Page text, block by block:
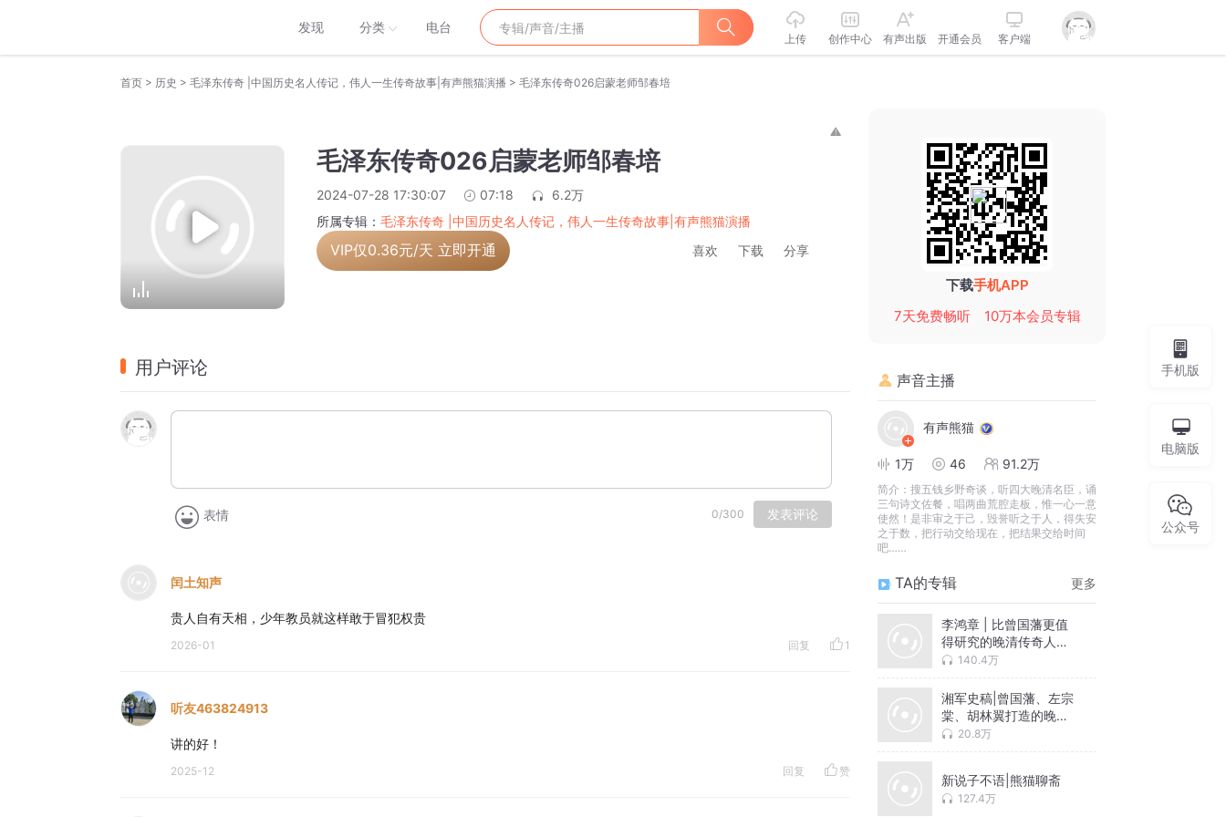
发现 分类 电台
上传 创作中心 有声出版 开通会员 客户端
首页 > 历史 > 毛泽东传奇 |中国历史名人传记，伟人一生传奇故事|有声熊猫演播 > 毛泽东传奇026启蒙老师邹春培
毛泽东传奇026启蒙老师邹春培
2024-07-28 17:30:07 07:18
6.2万
所属专辑： 毛泽东传奇 |中国历史名人传记，伟人一生传奇故事|有声熊猫演播
VIP仅0.36元/天 立即开通 喜欢 下载 分享
用户评论
表情 0/300 发表评论
闰土知声
贵人自有天相，少年教员就这样敢于冒犯权贵
2026-01 回复 1
听友463824913
讲的好！
2025-12 回复 赞
下载手机APP
7天免费畅听
10万本会员专辑
声音主播
有声熊猫
1万 46 91.2万
简介： 搜五钱乡野奇谈，听四大晚清名臣，诵
三句诗文佐餐，唱两曲荒腔走板，惟一心一意
使然！是非审之于己，毁誉听之于人，得失安
之于数，把行动交给现在，把结果交给时间
吧……
TA的专辑 更多
李鸿章 | 比曾国藩更值
得研究的晚清传奇人物 |
有声熊猫历史评书
140.4万
湘军史稿|曾国藩、左宗
棠、胡林翼打造的晚清
兄弟连|有声熊猫演播，
20.8万
新说子不语|熊猫聊斋
127.4万
手机版
电脑版
公众号